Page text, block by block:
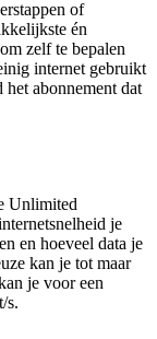
of
én
zelf te bepalen
internet gebruikt
abonnement dat
Unlimited
je
en hoeveel data je
kan je tot maar
je voor een
s.